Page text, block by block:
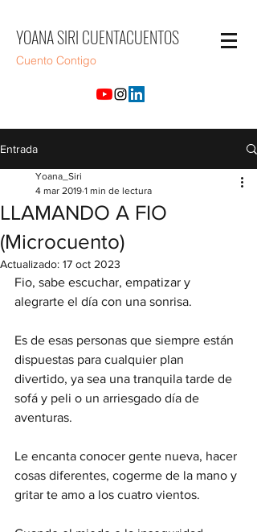
YOANA SIRI CUENTACUENTOS
Cuento Contigo
Entrada
LLAMANDO A FIO
(Microcuento)
Yoana_Siri
4 mar 2019 1 min de lectura
Actualizado: 17 oct 2023
Fio, sabe escuchar, empatizar y
alegrarte el día con una sonrisa.
Es de esas personas que siempre están
dispuestas para cualquier plan
divertido, ya sea una tranquila tarde de
sofá y peli o un arriesgado día de
aventuras.
Le encanta conocer gente nueva, hacer
cosas diferentes, cogerme de la mano y
gritar te amo a los cuatro vientos.